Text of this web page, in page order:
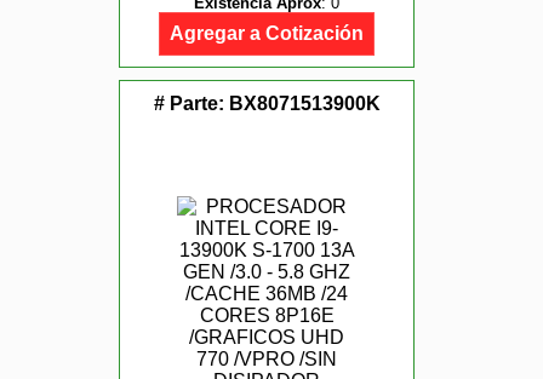
Agregar a Cotización
# Parte: BX8071513900K